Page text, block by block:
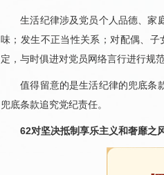
生活纪律涉及党员个人品德、家庭
味；发生不正当性关系；对配偶、
定，与时俱进对党员网络言行进行规范
值得留意的是生活纪律的兜底条款
兜底条款追究党纪责任。
62对坚决抵制享乐主义和奢靡之